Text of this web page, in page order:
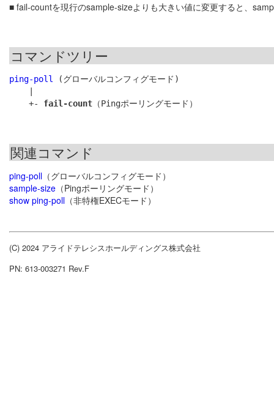
■ fail-countを現行のsample-sizeよりも大きい値に変更すると、
コマンドツリー
ping-poll
(グローバルコンフィグモード)
    +-
fail-count
関連コマンド
ping-poll （グローバルコンフィグモード）
sample-size （Pingポーリングモード）
show ping-poll （非特権EXECモード）
(C) 2024 アライドテレシスホールディングス株式会社
PN: 613-003271 Rev.F